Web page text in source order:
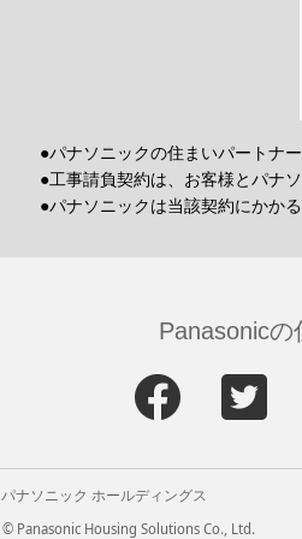
●パナソニックの住まいパートナ
●工事請負契約は、お客様とパナ
●パナソニックは当該契約にかか
Panasonicの
パナソニック ホールディングス
© Panasonic Housing Solutions Co., Ltd.